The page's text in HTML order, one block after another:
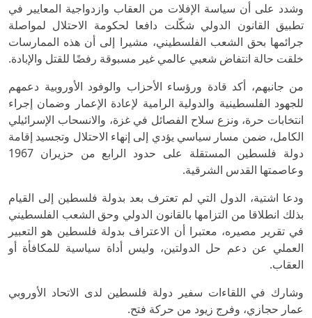
وشدد على أن سياسة الإفلات من العقاب وازدواجية المعايير في
تطبيق القانون الدولي شكّلت دافعا لحكومة الاحتلال لمواصلة
جرائمها بحق الشعب الفلسطيني، مشيرا إلى أن هذه الممارسات
خلقت حالة انتفاض شعبي عالمي غير مسبوقة رفضًا للقتل والإبادة.
من جانبهم، أكد قادة ورؤساء الأحزاب والوفود الأوروبية دعمهم
للجهود الفلسطينية والدولية الرامية لإعادة الإعمار وضمان إجراء
انتخابات حرة، ونزع سلاح الفصائل في غزة، والانسحاب الإسرائيلي
الكامل، ضمن مسار سياسي يؤدي إلى إنهاء الاحتلال وتجسيد إقامة
دولة فلسطين المستقلة على حدود الرابع من حزيران 1967
وعاصمتها القدس الشرقية.
ودعا اشتية، الدول التي لم تعترف بعد بدولة فلسطين إلى القيام
بذلك انطلاقا من التزامها بالقانون الدولي وحق الشعب الفلسطيني
في تقرير مصيره، معتبرا أن الاعتراف بدولة فلسطين هو التعبير
العملي عن دعم حل الدولتين، وليس أداة سياسية للمكافأة أو
العقاب.
وشارك في اللقاءات سفير دولة فلسطين لدى الاتحاد الأوروبي
عمار حجازي، وفرج زيود من حركة فتح.